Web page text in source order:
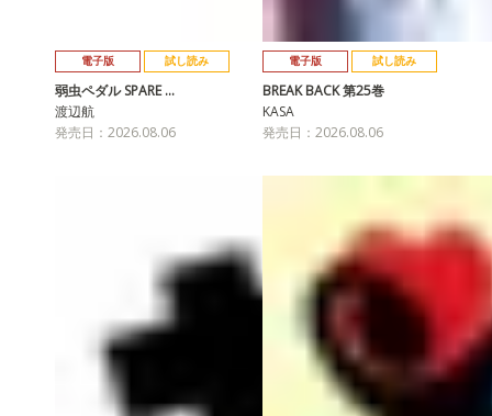
電子版 試し読み
弱虫ペダル SPARE …
渡辺航
発売日：2026.08.06
電子版 試し読み
BREAK BACK 第25巻
KASA
発売日：2026.08.06